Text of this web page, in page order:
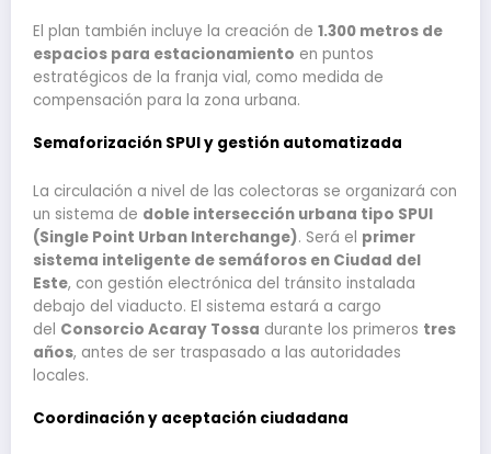
El plan también incluye la creación de 1.300 metros de
espacios para estacionamiento en puntos
estratégicos de la franja vial, como medida de
compensación para la zona urbana.
Semaforización SPUI y gestión automatizada
La circulación a nivel de las colectoras se organizará con
un sistema de doble intersección urbana tipo SPUI
(Single Point Urban Interchange). Será el primer
sistema inteligente de semáforos en Ciudad del
Este, con gestión electrónica del tránsito instalada
debajo del viaducto. El sistema estará a cargo
del Consorcio Acaray Tossa durante los primeros tres
años, antes de ser traspasado a las autoridades
locales.
Coordinación y aceptación ciudadana